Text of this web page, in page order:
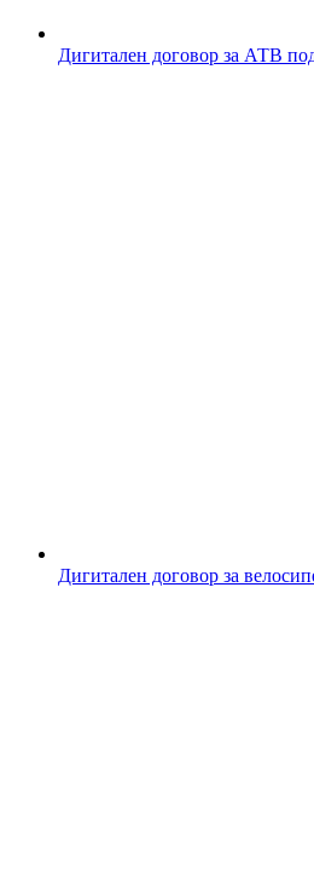
Дигитален договор за АТВ
Дигитален договор за